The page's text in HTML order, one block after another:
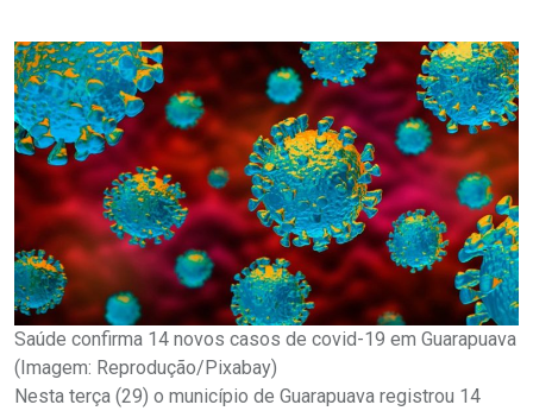
Saúde confirma 14 novos casos de covid-19 em Guarapuava
(Imagem: Reprodução/Pixabay)
Nesta terça (29) o município de Guarapuava registrou 14